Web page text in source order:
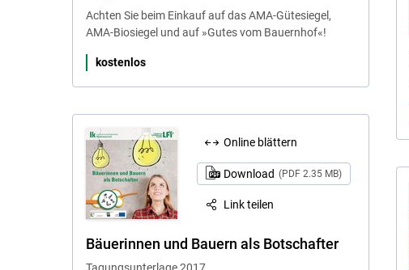
Achten Sie beim Einkauf auf das AMA-Gütesiegel,
AMA-Biosiegel und auf »Gutes vom Bauernhof«!
kostenlos
Online blättern
Download (PDF 2.35 MB)
Link teilen
Bäuerinnen und Bauern als Botschafter